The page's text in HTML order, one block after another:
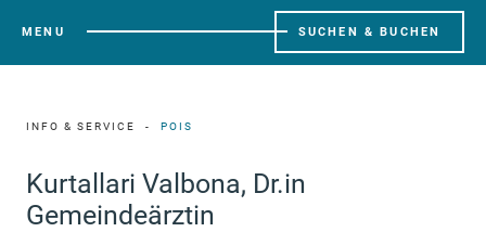
MENU SUCHEN & BUCHEN
INFO & SERVICE POIS
Kurtallari Valbona, Dr.in
Gemeindeärztin